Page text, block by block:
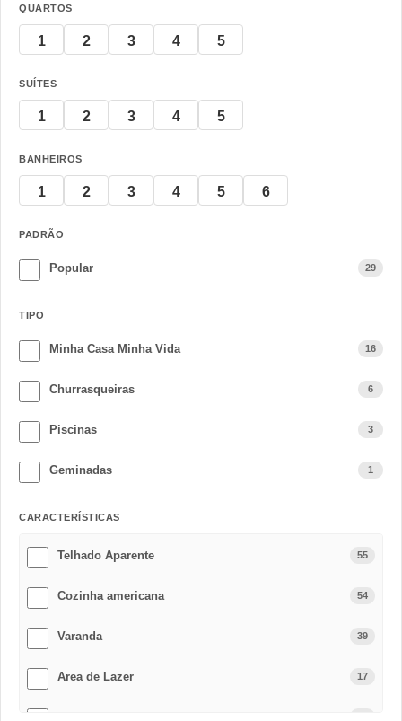
QUARTOS
1 2 3 4 5
SUÍTES
1 2 3 4 5
BANHEIROS
1 2 3 4 5 6
PADRÃO
Popular 29
TIPO
Minha Casa Minha Vida 16
Churrasqueiras 6
Piscinas 3
Geminadas 1
CARACTERÍSTICAS
Telhado Aparente 55
Cozinha americana 54
Varanda 39
Area de Lazer 17